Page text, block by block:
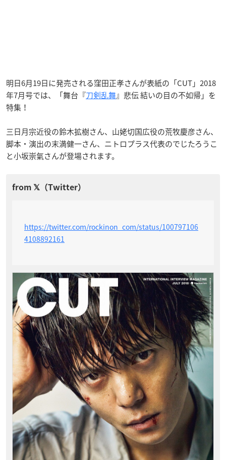
明日6月19日に発売される窪田正孝さんが表紙の「CUT」2018
年7月号では、「舞台『刀剣乱舞』悲伝 結いの目の不如帰」を
特集！
三日月宗近役の鈴木拡樹さん、山姥切国広役の荒牧慶彦さん、
脚本・演出の末満健一さん、ニトロプラス代表のでじたろうこ
と小坂崇氣さんが登場されます。
https://twitter.com/rockinon_com/status/100797106
4108892161